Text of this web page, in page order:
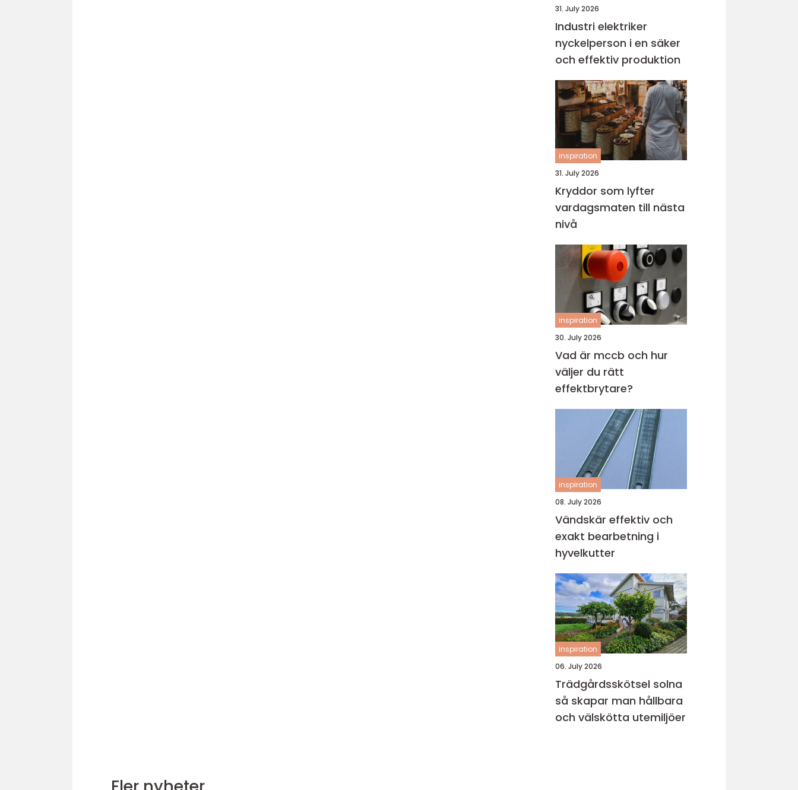
31. July 2026
Industri elektriker
nyckelperson i en säker
och effektiv produktion
inspiration
31. July 2026
Kryddor som lyfter
vardagsmaten till nästa
nivå
inspiration
30. July 2026
Vad är mccb och hur
väljer du rätt
effektbrytare?
inspiration
08. July 2026
Vändskär effektiv och
exakt bearbetning i
hyvelkutter
inspiration
06. July 2026
Trädgårdsskötsel solna
så skapar man hållbara
och välskötta utemiljöer